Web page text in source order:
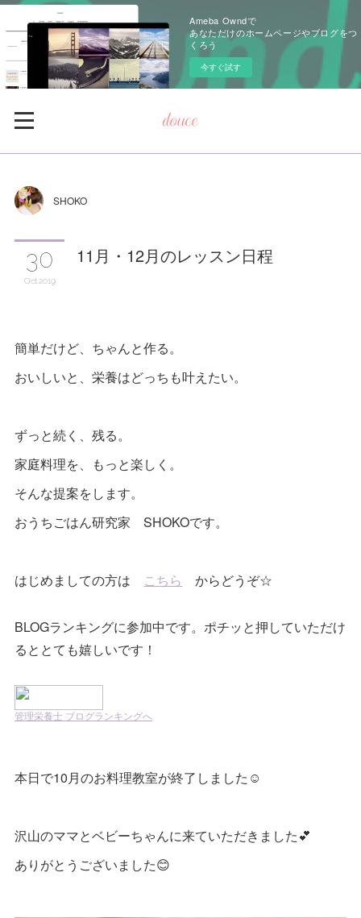
Ameba Owndで
あなただけのホームページやブログをつ
くろう
今すぐ試す
SHOKO
30
Oct 2019
11月・12月のレッスン日程
簡単だけど、ちゃんと作る。
おいしいと、栄養はどっちも叶えたい。
ずっと続く、残る。
家庭料理を、もっと楽しく。
そんな提案をします。
おうちごはん研究家 SHOKOです。
はじめましての方は こちら からどうぞ☆
BLOGランキングに参加中です。ポチッと押していただけ
るととても嬉しいです！
本日で10月のお料理教室が終了しました☺️
沢山のママとベビーちゃんに来ていただきました💕
ありがとうございました😊